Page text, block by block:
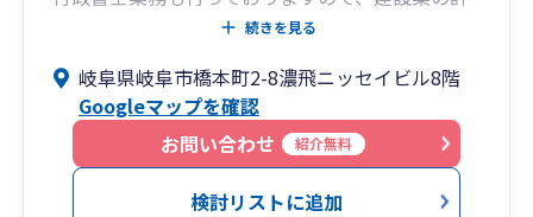
認可関係のご支援も可能です。
業務効率化のサポートを積極的に行っています
続きを見る
岐阜県岐阜市橋本町2-8濃飛ニッセイビル8階
Googleマップを確認
お問い合わせ
紹介無料
検討リストに追加